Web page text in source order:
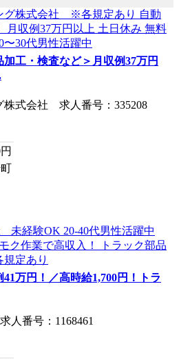
工・検査など＞月収例37万円
株式会社 求人番号：335208
円
万円！／高時給1,700円！トラ
人番号：1168461